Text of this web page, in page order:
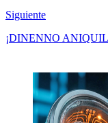
Siguiente
¡DINENNO